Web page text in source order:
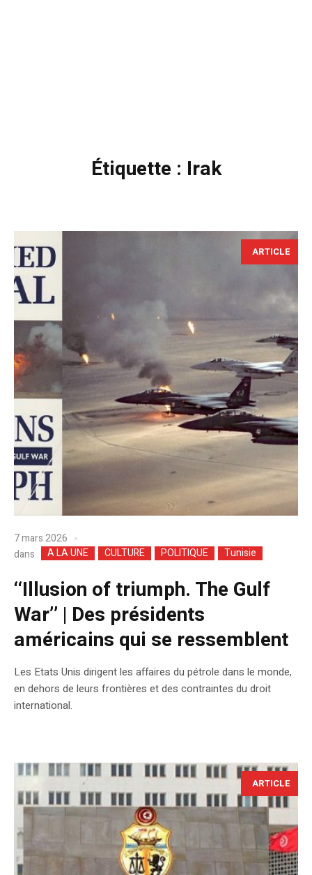
Étiquette : Irak
ARTICLE
7 mars 2026
dans
A LA UNE CULTURE POLITIQUE Tunisie
‘‘Illusion of triumph. The Gulf
War’’ | Des présidents
américains qui se ressemblent
Les Etats Unis dirigent les affaires du pétrole dans le monde,
en dehors de leurs frontières et des contraintes du droit
international.
ARTICLE